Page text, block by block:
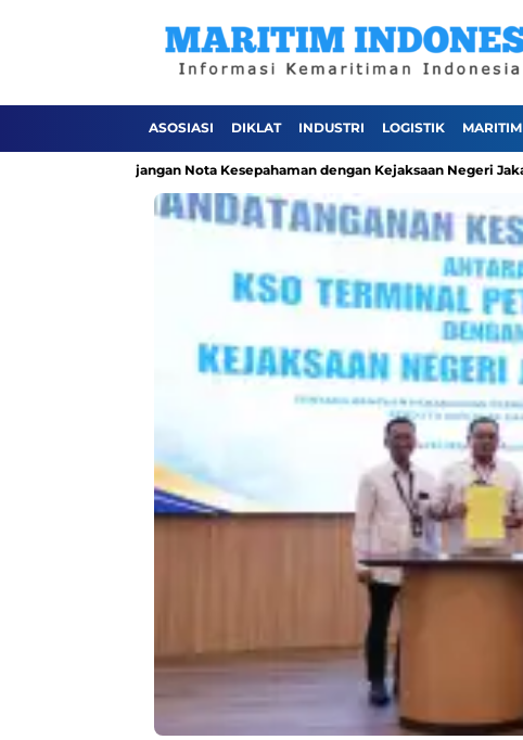
ASOSIASI DIKLAT INDUSTRI LOGISTIK MARITIM
Nota Kesepahaman dengan Kejaksaan Negeri Jakarta Utara